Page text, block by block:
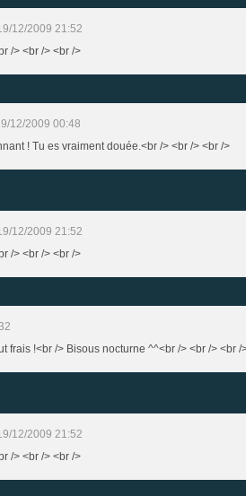
12/2009 21:52
/> <br /> <br />
12/2009 00:48
! Tu es vraiment douée.<br /> <br /> <br />
12/2009 21:52
/> <br /> <br />
frais !<br /> Bisous nocturne ^^<br /> <br /> <br /
12/2009 21:52
/> <br /> <br />